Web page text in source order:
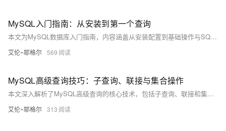
MySQL入门指南：从安装到第一个查询
本文为MySQL数据库入门指南，内容涵盖从安装配置到基础操作与SQL语法的详细教程。文章首先介绍在Windows、macOS和Linux系统中安装MySQL的步骤，并指导进行初始配置和安全设置。随后讲解数据库和表的创建与管理，包括表结构设计、字段定义和约束设置。接着系统介绍SQL语句的基本操作，如插入、查询、更新和删除数据。此外，文章还涉及高级查询技巧，包括多表连接、聚合函数和子查询的应用。通过实战案例，帮助读者掌握复杂查询与数据修改。最后附有常见问题解答和实用技巧，如数据导入导出和常用函数使用。适合初学者快速入门MySQL数据库，助力数据库技能提升。
艾伦~耶格尔 569
MySQL高级查询技巧：子查询、联接与集合操作
本文深入解析了MySQL高级查询的核心技术，包括子查询、联接和集合操作，通过实际业务场景展示了其语法、性能差异和适用场景，并提供大量可复用的代码示例，助你从SQL新手进阶为数据操作高手。
艾伦~耶格尔 313